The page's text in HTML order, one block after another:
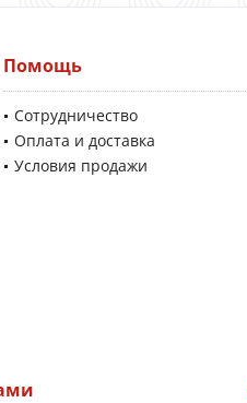
Помощь
Сотрудничество
Оплата и доставка
Условия продажи